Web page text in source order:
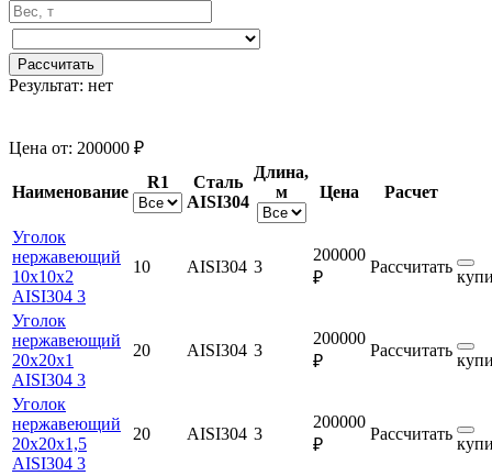
Рассчитать
Результат: нет
Цена от: 200000 ₽
Наименование
R1
Сталь
AISI304
Длина,
м
Цена Расчет
Уголок
нержавеющий
10х10х2
AISI304 3
10 AISI304 3
200000
₽
Рассчитать
Уголок
нержавеющий
20х20х1
AISI304 3
20 AISI304 3
200000
₽
Рассчитать
Уголок
нержавеющий
20х20х1,5
AISI304 3
20 AISI304 3
200000
₽
Рассчитать